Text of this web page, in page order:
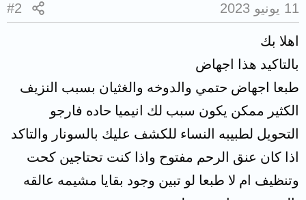
11 يونيو 2023 #2
اهلا بك
بالتاكيد هذا اجهاض
طبعا اجهاض حتمي والدوخه والغثيان بسبب النزيف
الكثير ممكن يكون سبب لك انيميا حاده فارجو
التحويل لطبيبه النساء للكشف عليك بالسونار والتاكد
اذا كان عنق الرحم مفتوح واذا كنت تحتاجين كحت
وتنظيف ام لا طبعا لو تبين وجود بقايا مشيمه عالقه